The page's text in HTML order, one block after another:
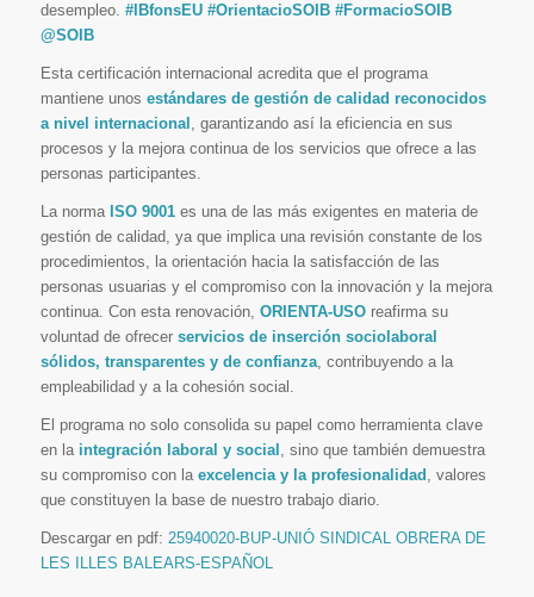
desempleo. #IBfonsEU #OrientacioSOIB #FormacioSOIB
@SOIB
Esta certificación internacional acredita que el programa
mantiene unos estándares de gestión de calidad reconocidos
a nivel internacional , garantizando así la eficiencia en sus
procesos y la mejora continua de los servicios que ofrece a las
personas participantes.
La norma ISO 9001es una de las más exigentes en materia de
gestión de calidad, ya que implica una revisión constante de los
procedimientos, la orientación hacia la satisfacción de las
personas usuarias y el compromiso con la innovación y la mejora
continua. Con esta renovación, ORIENTA-USOreafirma su
voluntad de ofrecer servicios de inserción sociolaboral
sólidos, transparentes y de confianza, contribuyendo a la
empleabilidad y a la cohesión social.
El programa no solo consolida su papel como herramienta clave
en la integración laboral y social , sino que también demuestra
su compromiso con la excelencia y la profesionalidad , valores
que constituyen la base de nuestro trabajo diario.
Descargar en pdf: 25940020-BUP-UNIÓ SINDICAL OBRERA DE
LES ILLES BALEARS-ESPAÑOL